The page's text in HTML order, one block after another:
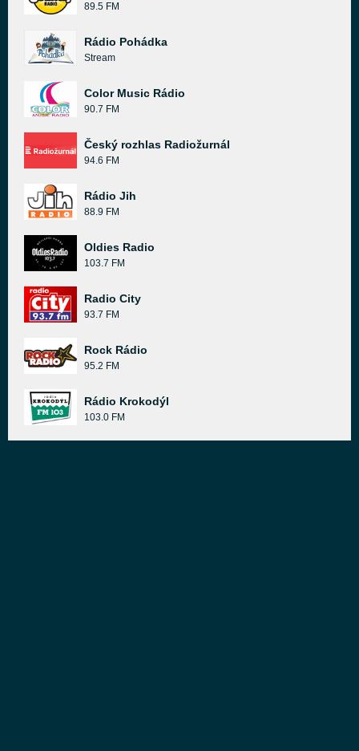
89.5 FM
Rádio Pohádka
Stream
Color Music Rádio
90.7 FM
Český rozhlas Radiožurnál
94.6 FM
Rádio Jih
88.9 FM
Oldies Radio
103.7 FM
Radio City
93.7 FM
Rock Rádio
95.2 FM
Rádio Krokodýl
103.0 FM